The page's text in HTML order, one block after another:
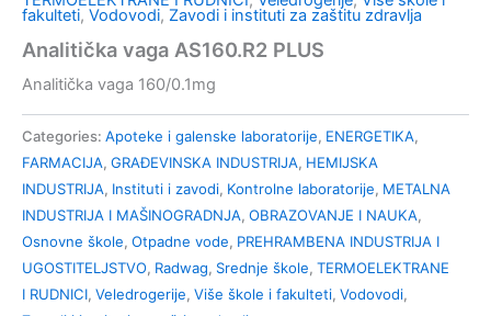
fakulteti, Vodovodi, Zavodi i instituti za zaštitu zdravlja
Analitička vaga AS160.R2 PLUS
Analitička vaga 160/0.1mg
Categories: Apoteke i galenske laboratorije, ENERGETIKA,
FARMACIJA, GRAĐEVINSKA INDUSTRIJA, HEMIJSKA
INDUSTRIJA, Instituti i zavodi, Kontrolne laboratorije, METALNA
INDUSTRIJA I MAŠINOGRADNJA, OBRAZOVANJE I NAUKA,
Osnovne škole, Otpadne vode, PREHRAMBENA INDUSTRIJA I
UGOSTITELJSTVO, Radwag, Srednje škole, TERMOELEKTRANE
I RUDNICI, Veledrogerije, Više škole i fakulteti, Vodovodi,